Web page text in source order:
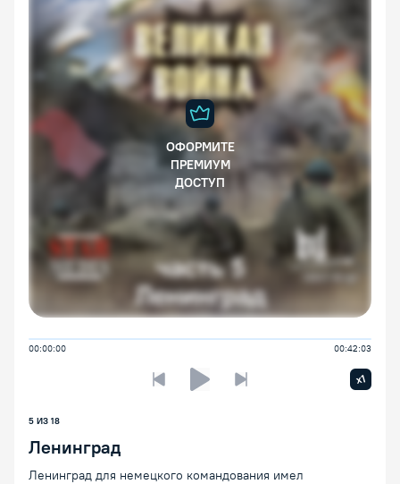
ОФОРМИТЕ
ПРЕМИУМ
ДОСТУП
00:00:00 00:42:03
Предыдущая лекцияСледующая лекция
x1
5 ИЗ 18
Ленинград
Ленинград для немецкого командования имел